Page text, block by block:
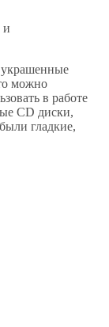
и
можно
в работе
CD диски,
гладкие,